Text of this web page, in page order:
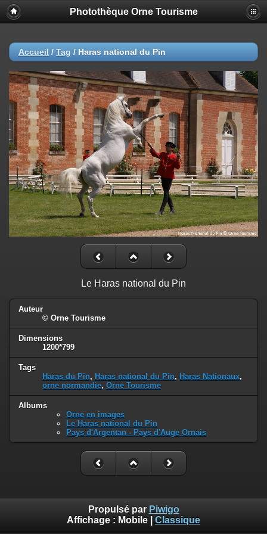
Photothèque Orne Tourisme
Accueil / Tag / Haras national du Pin
Le Haras national du Pin
Auteur
© Orne Tourisme
Dimensions
1200*799
Tags
Haras du Pin, Haras national du Pin, Haras Nationaux,
orne normandie, Orne Tourisme
Albums
Orne en images
Le Haras national du Pin
Pays d'Argentan - Pays d'Auge Ornais
Propulsé par Piwigo
Affichage : Mobile Classique